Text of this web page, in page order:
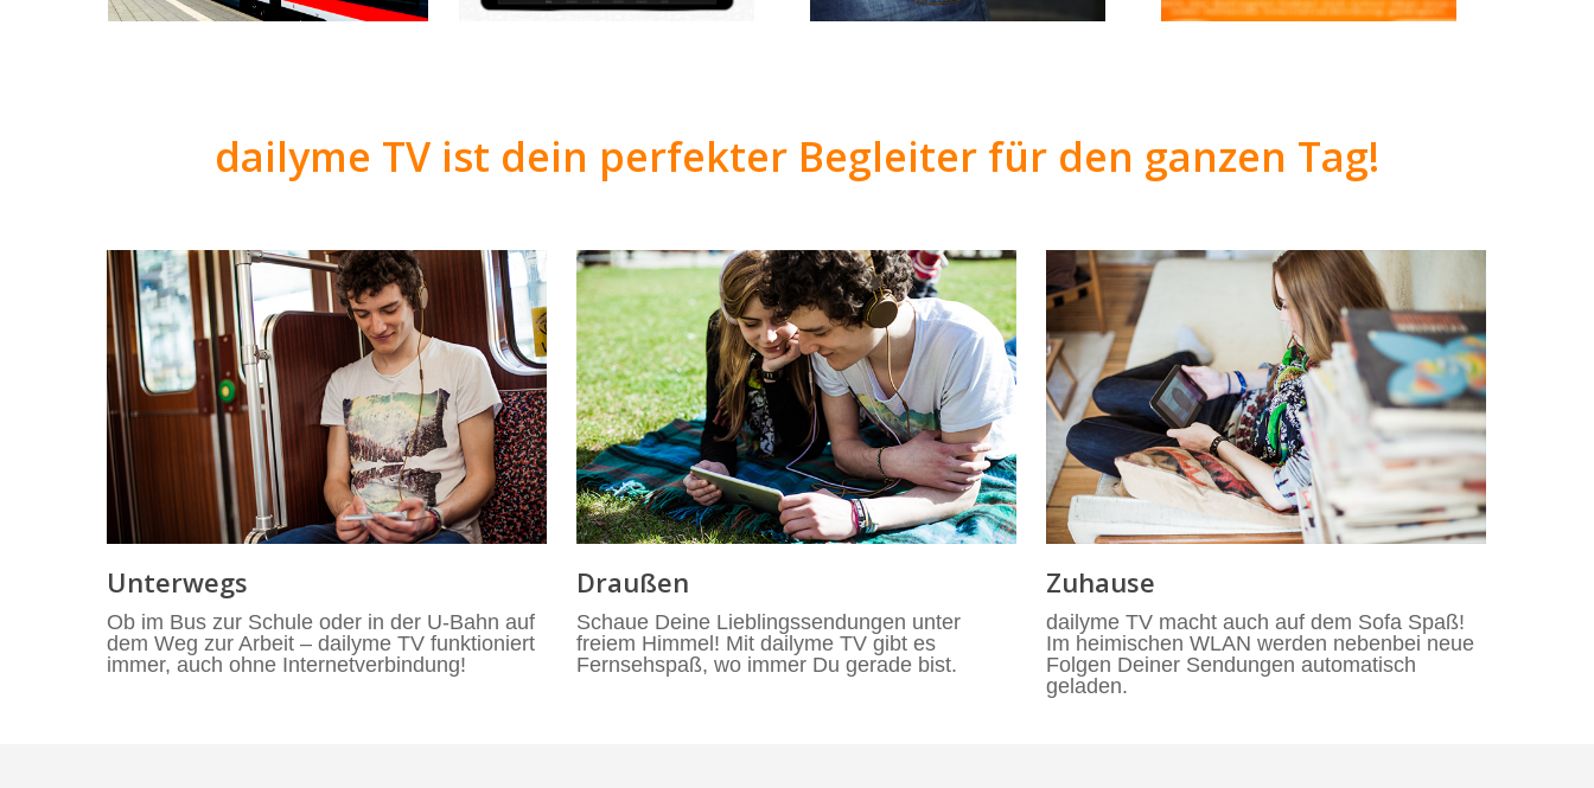
dailyme TV ist dein perfekter Begleiter für den ganzen Tag!
Unterwegs
Ob im Bus zur Schule oder in der U-Bahn auf
dem Weg zur Arbeit – dailyme TV funktioniert
immer, auch ohne Internetverbindung!
Draußen
Schaue Deine Lieblingssendungen unter
freiem Himmel! Mit dailyme TV gibt es
Fernsehspaß, wo immer Du gerade bist.
Zuhause
dailyme TV macht auch auf dem Sofa Spaß!
Im heimischen WLAN werden nebenbei neue
Folgen Deiner Sendungen automatisch
geladen.